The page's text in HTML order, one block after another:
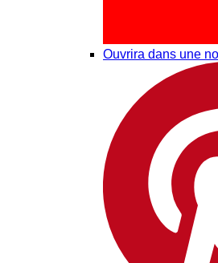
Ouvrira dans une